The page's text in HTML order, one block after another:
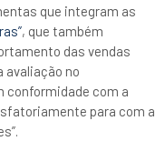
que integram as
, que também
das vendas
avaliação no
conformidade com a
para com a